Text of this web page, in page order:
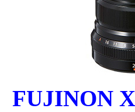
FUJINON